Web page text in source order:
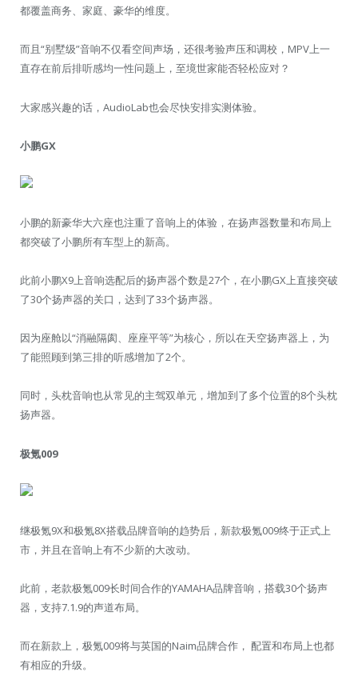
都覆盖商务、家庭、豪华的维度。
而且“别墅级”音响不仅看空间声场，还很考验声压和调校，MPV上一
直存在前后排听感均一性问题上，至境世家能否轻松应对？
大家感兴趣的话，AudioLab也会尽快安排实测体验。
小鹏GX
小鹏的新豪华大六座也注重了音响上的体验，在扬声器数量和布局上
都突破了小鹏所有车型上的新高。
此前小鹏X9上音响选配后的扬声器个数是27个，在小鹏GX上直接突破
了30个扬声器的关口，达到了33个扬声器。
因为座舱以“消融隔阂、座座平等”为核心，所以在天空扬声器上，为
了能照顾到第三排的听感增加了2个。
同时，头枕音响也从常见的主驾双单元，增加到了多个位置的8个头枕
扬声器。
极氪009
继极氪9X和极氪8X搭载品牌音响的趋势后，新款极氪009终于正式上
市，并且在音响上有不少新的大改动。
此前，老款极氪009长时间合作的YAMAHA品牌音响，搭载30个扬声
器，支持7.1.9的声道布局。
而在新款上，极氪009将与英国的Naim品牌合作， 配置和布局上也都
有相应的升级。